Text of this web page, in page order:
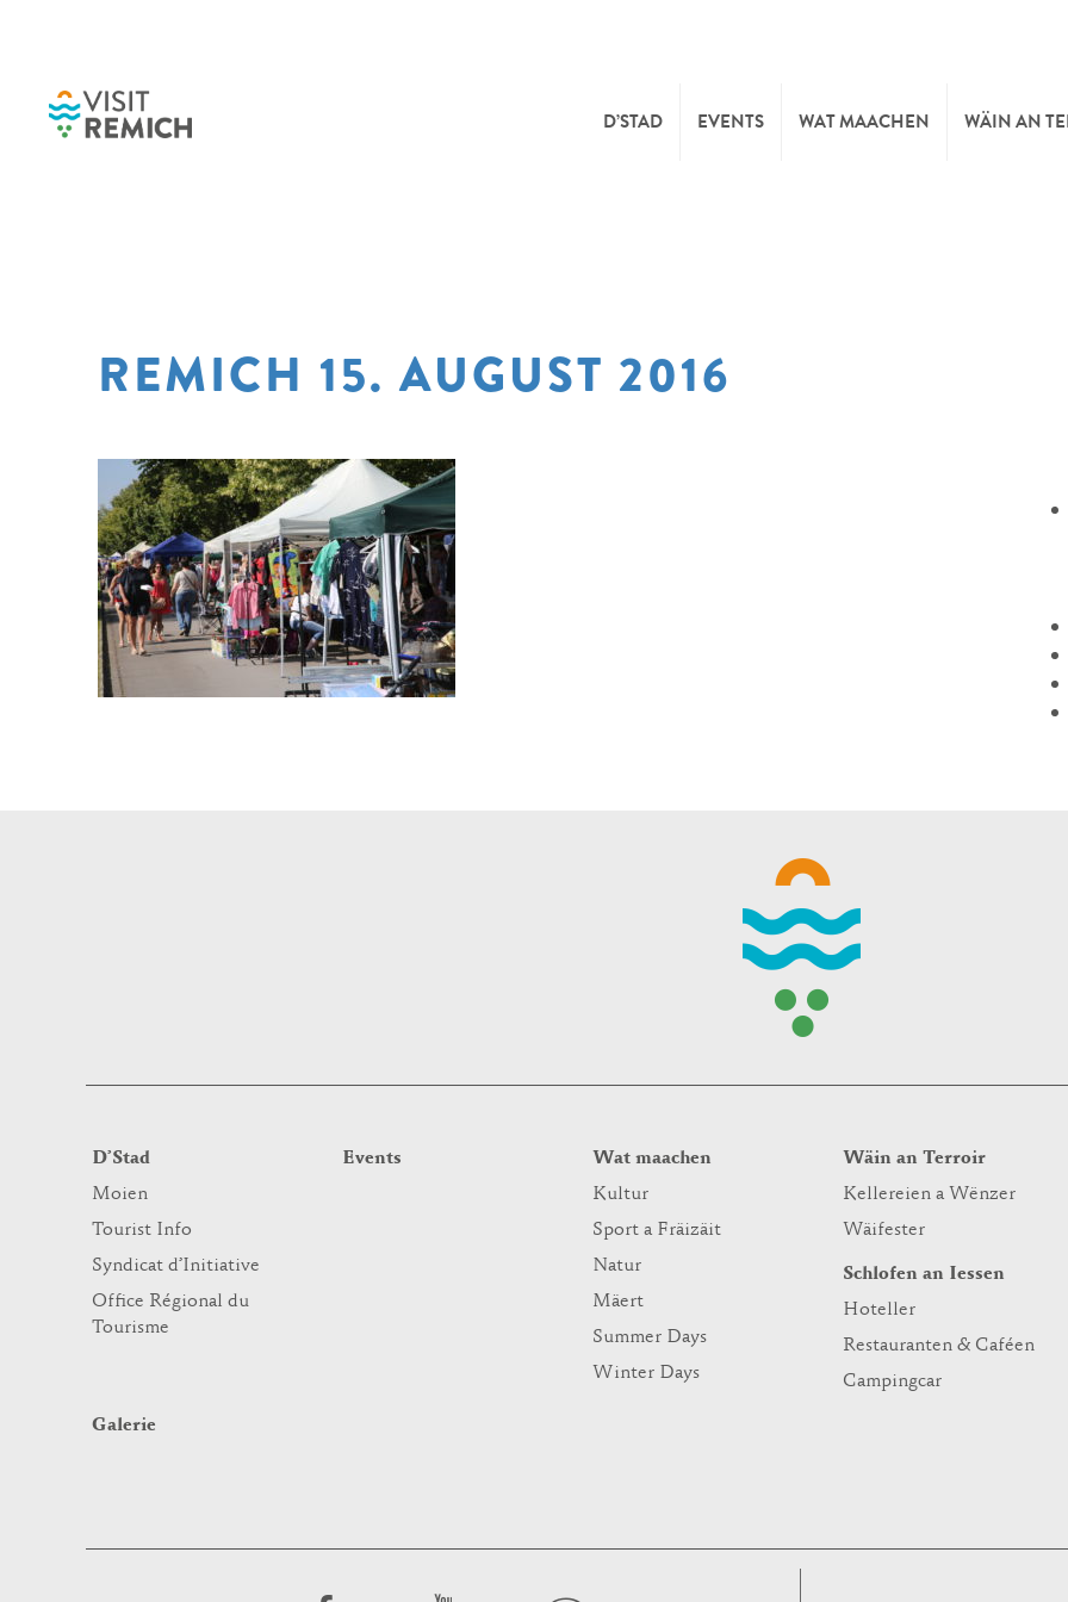
D’STAD
SYNDICAT D’INITIATIVE
EVENTS WAT MAACHEN WÄIN AN
REMICH 15. AUGUST 2016
D’Stad
Moien
Tourist Info
Syndicat d’Initiative
Office Régional du
Tourisme
Events
Wat maachen
Kultur
Sport a Fräizäit
Natur
Mäert
Summer Days
Winter Days
Wäin an Terroir
Kellereien a Wënzer
Wäifester
Schlofen an Iessen
Hoteller
Restauranten & Caféen
Campingcar
Galerie